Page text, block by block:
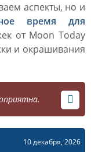
аспекты, но и
время для
от Moon Today
и окрашивания
10 декабря, 2026